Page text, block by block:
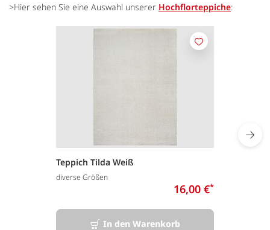
>Hier sehen Sie eine Auswahl unserer Hochflorteppiche:
Teppich Tilda Weiß
diverse Größen
16,00 €*
In den Warenkorb
Merken